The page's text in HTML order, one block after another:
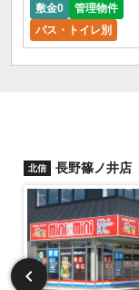
敷金0
管理物件
バス・トイレ別
北信 長野篠ノ井店